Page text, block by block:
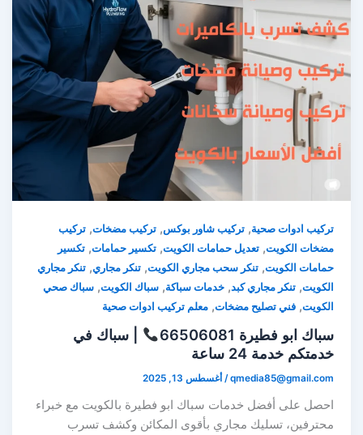
تركيب ادوات صحية,تركيب شاور بوكس,تركيب مضخات,تركيب
مضخات الكويت,تعديل حمامات الكويت,تكسير حمامات,تكسير
حمامات الكويت,تنكر سحب مجاري الكويت,تنكر مجاري,تنكر مجاري
الكويت,تنكر مجاري كبد,خدمات سباكة,سباك الكويت,سباك صحي
الكويت,فني تصليح مضخات,معلم تركيب ادوات صحية
سباك ابو فطيرة 66506081
| سباك في
خدمتكم خدمة 24 ساعة
qmedia85@gmail.com
/أغسطس 13, 2025
احصل على أفضل خدمات سباك ابو فطيرة بالكويت مع خبراء
محترفين، تسليك مجاري بأقوى المكائن وكشف تسرب